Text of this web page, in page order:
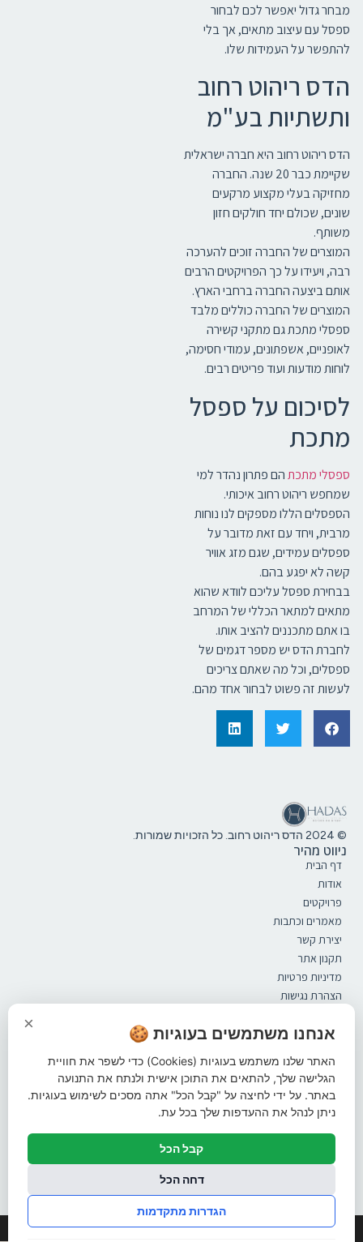
מבחר גדול יאפשר לכם לבחור
ספסל עם עיצוב מתאים, אך בלי
להתפשר על העמידות שלו.
הדס ריהוט רחוב
ותשתיות בע"מ
הדס ריהוט רחוב היא חברה ישראלית
שקיימת כבר 20 שנה. החברה
מחזיקה בעלי מקצוע מרקעים
שונים, שכולם יחד חולקים חזון
משותף.
המוצרים של החברה זוכים להערכה
רבה, ויעידו על כך הפרויקטים הרבים
אותם ביצעה החברה ברחבי הארץ.
המוצרים של החברה כוללים מלבד
ספסלי מתכת גם מתקני קשירה
לאופניים, אשפתונים, עמודי חסימה,
לוחות מודעות ועוד פריטים רבים.
לסיכום על ספסל
מתכת
ספסלי מתכתהם פתרון נהדר למי
שמחפש ריהוט רחוב איכותי.
הספסלים הללו מספקים לנו נוחות
מרבית, ויחד עם זאת מדובר על
ספסלים עמידים, שגם מזג אוויר
קשה לא יפגע בהם.
בבחירת ספסל עליכם לוודא שהוא
מתאים למתאר הכללי של המרחב
בו אתם מתכננים להציב אותו.
לחברת הדס יש מספר דגמים של
ספסלים, וכל מה שאתם צריכים
לעשות זה פשוט לבחור אחד מהם.
© 2024 הדס ריהוט רחוב. כל הזכויות שמורות.
ניווט מהיר
דף הבית
אודות
פרויקטים
מאמרים וכתבות
יצירת קשר
תקנון אתר
מדיניות פרטיות
הצהרת נגישות
מערכות ישיבה
אשפתונים
פתרונות הצללה
ברזיות
עמודי חסימה
מתקני אופניים
עקבו אחרינו ברשתות החברתיות
× אנחנו משתמשים בעוגיות 🍪
האתר שלנו משתמש בעוגיות (Cookies) כדי לשפר את חוויית
הגלישה שלך, להתאים את התוכן אישית ולנתח את התנועה
באתר. על ידי לחיצה על "קבל הכל" אתה מסכים לשימוש בעוגיות.
ניתן לנהל את ההעדפות שלך בכל עת.
קבל הכל
דחה הכל
הגדרות מתקדמות